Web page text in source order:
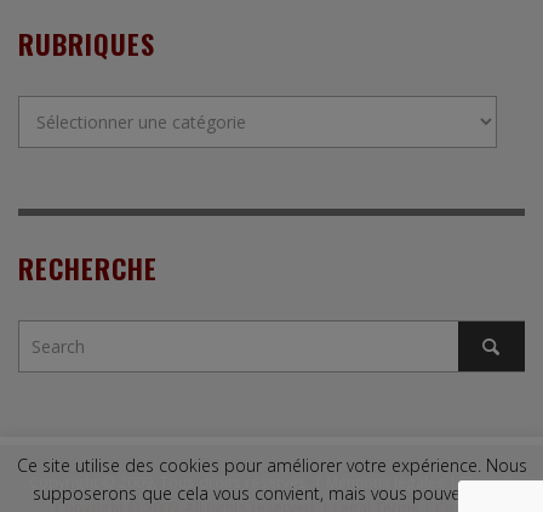
RUBRIQUES
RECHERCHE
Copyright © 2009. Tous droits réservés. | Mentions légales |Contact
Copyright © 2009. All rights reserved. |
Legal Terms
Ce site utilise des cookies pour améliorer votre expérience. Nous
supposerons que cela vous convient, mais vous pouvez vous